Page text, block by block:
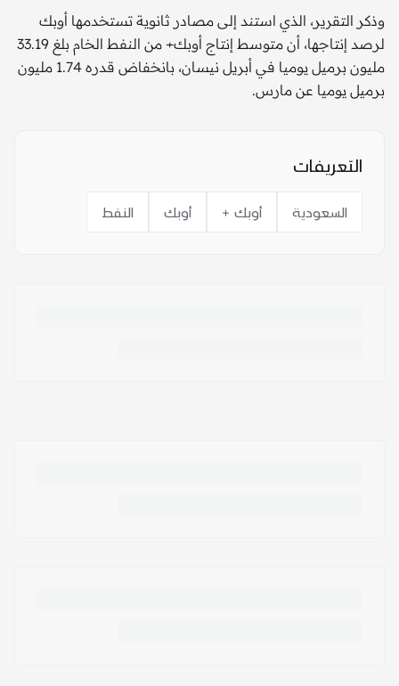
وذكر التقرير، الذي استند إلى مصادر ثانوية تستخدمها أوبك
لرصد إنتاجها، أن متوسط إنتاج أوبك+ من النفط الخام بلغ 33.19
⁠مليون برميل ​يوميا في أبريل نيسان، بانخفاض قدره 1.74 ​مليون
برميل يوميا عن مارس.
التعريفات
السعودية أوبك + أوبك النفط